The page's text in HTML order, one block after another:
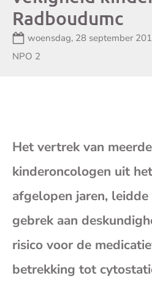
Radboudumc
Datum:
woensdag, 28 september
Zender:
NPO 2
Het vertrek van
kinderoncologen uit
afgelopen jaren,
gebrek aan
risico voor de
betrekking tot